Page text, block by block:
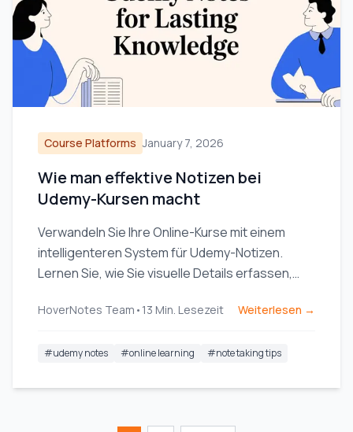
Course Platforms January 7, 2026
Wie man effektive Notizen bei
Udemy-Kursen macht
Verwandeln Sie Ihre Online-Kurse mit einem
intelligenteren System für Udemy-Notizen.
Lernen Sie, wie Sie visuelle Details erfassen,
wirklich behalten.
HoverNotes Team • 13 Min. Lesezeit Weiterlesen →
#udemy notes #online learning #note taking tips